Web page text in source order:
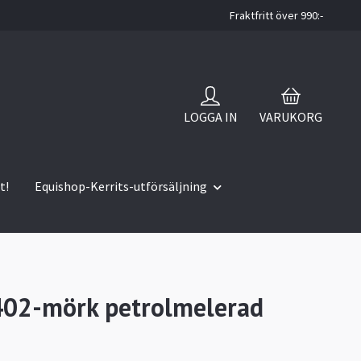
Fraktfritt över 990:-
LOGGA IN VARUKORG
Equishop-Kerrits-utförsäljning
mörk petrolmelerad